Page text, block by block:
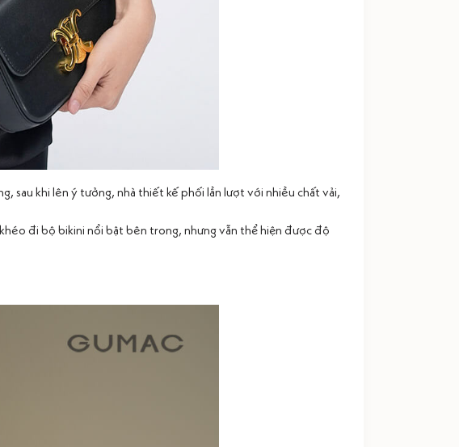
sau khi lên ý tưởng, nhà thiết kế phối lần lượt với nhiều chất vải,
đi bộ bikini nổi bật bên trong, nhưng vẫn thể hiện được độ